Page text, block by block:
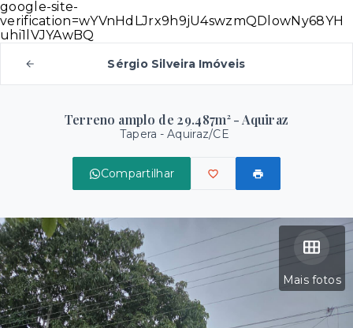
google-site-
verification=wYVnHdLJrx9h9jU4swzmQDlowNy68YH
uhi1lVJYAwBQ
Sérgio Silveira Imóveis
Terreno amplo de 29.487m² - Aquiraz
Tapera - Aquiraz/CE
Compartilhar
Mais fotos